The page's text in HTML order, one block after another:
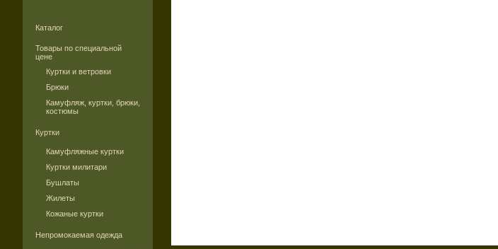
Каталог
Товары по специальной
цене
Куртки и ветровки
Брюки
Камуфляж, куртки, брюки,
костюмы
Куртки
Камуфляжные куртки
Куртки милитари
Бушлаты
Жилеты
Кожаные куртки
Непромокаемая одежда